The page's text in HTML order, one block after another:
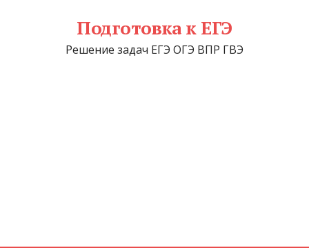
Подготовка к ЕГЭ
Решение задач ЕГЭ ОГЭ ВПР ГВЭ